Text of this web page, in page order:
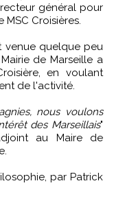
général pour
Croisières.
venue quelque peu
de Marseille a
en voulant
de l'activité.
nous voulons
des Marseillais"
au Maire de
par Patrick